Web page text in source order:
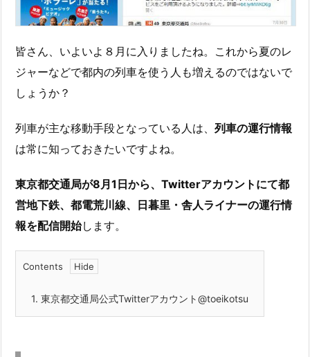
皆さん、いよいよ８月に入りましたね。これから夏のレ
ジャーなどで都内の列車を使う人も増えるのではないで
しょうか？
列車が主な移動手段となっている人は、 列車の運行情報
は常に知っておきたいですよね。
東京都交通局が8月1日から、Twitterアカウントにて都
営地下鉄、都電荒川線、日暮里・舎人ライナーの運行情
報を配信開始します。
Contents
1. 東京都交通局公式Twitterアカウント@toeikotsu